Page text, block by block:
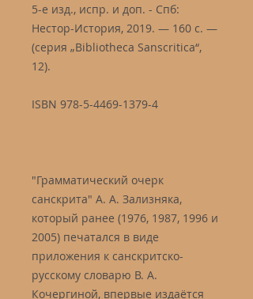
5-е изд., испр. и доп. - Спб:
Нестор-История, 2019. — 160 с. —
(серия „Bibliotheca Sanscritica“,
12).
ISBN 978-5-4469-1379-4
"Грамматический очерк
санскрита" А. А. Зализняка,
который ранее (1976, 1987, 1996 и
2005) печатался в виде
приложения к санскритско-
русскому словарю В. А.
Кочергиной, впервые издаётся